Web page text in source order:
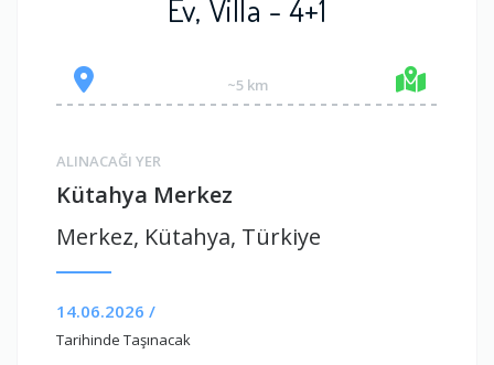
Ev, Villa - 4+1
~5 km
ALINACAĞI YER
Kütahya Merkez
Merkez, Kütahya, Türkiye
14.06.2026 /
Tarihinde Taşınacak